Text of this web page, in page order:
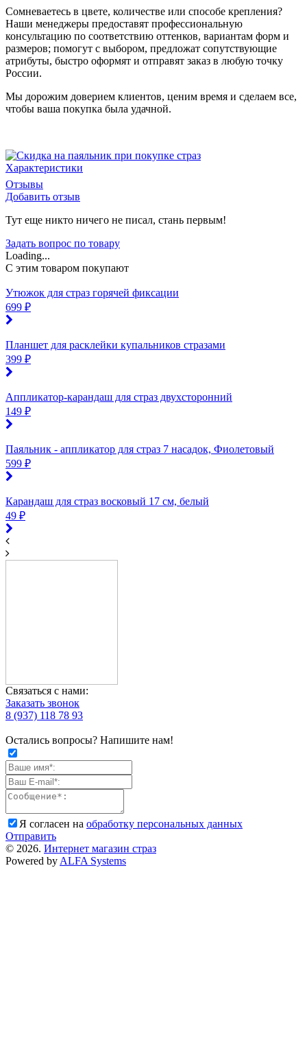
Сомневаетесь в цвете, количестве или способе крепления?
Наши менеджеры предоставят профессиональную
консультацию по соответствию оттенков, вариантам форм и
размеров; помогут с выбором, предложат сопутствующие
атрибуты, быстро оформят и отправят заказ в любую точку
России.
Мы дорожим доверием клиентов, ценим время и сделаем все,
чтобы ваша покупка была удачной.
Характеристики
Отзывы
Добавить отзыв
Тут еще никто ничего не писал, стань первым!
Задать вопрос по товару
Loading...
C этим товаром покупают
Утюжок для страз горячей фиксации
699 ₽
Планшет для расклейки купальников стразами
399 ₽
Аппликатор-карандаш для страз двухсторонний
149 ₽
Паяльник - аппликатор для страз 7 насадок, Фиолетовый
599 ₽
Карандаш для страз восковый 17 см, белый
49 ₽
Связаться с нами:
Заказать звонок
8 (937) 118 78 93
Остались вопросы? Напишите нам!
Я согласен на обработку персональных данных
Отправить
© 2026. Интернет магазин страз
Powered by ALFA Systems